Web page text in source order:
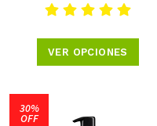
VER OPCIONES
30%
OFF